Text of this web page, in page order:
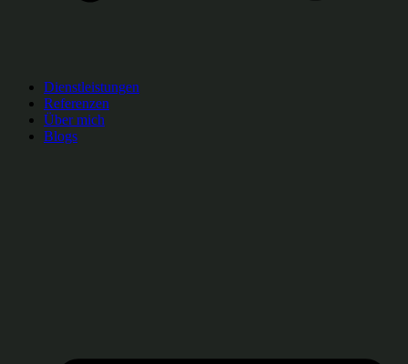
Dienstleistungen
Referenzen
Über mich
Blogs